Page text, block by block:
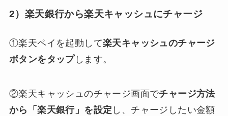
2）楽天銀行から楽天キャッシュにチャージ
①楽天ペイを起動して楽天キャッシュのチャージ
ボタンをタップします。
②楽天キャッシュのチャージ画面でチャージ方法
から「楽天銀行」を設定 し、チャージしたい金額